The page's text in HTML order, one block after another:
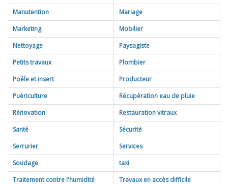
Rénovation
Bar à champagne
Base de loisirs et parcs(2)
Camping
Couture
Manutention
Mariage
Marketing
Mobilier
Nettoyage
Paysagiste
Petits travaux
Aménagement intérieur
Carreleur(14)
Chauffagistes
Plombier
Poêle et insert
Producteur
Puériculture
Récupération eau de pluie
Rénovation
Restauration vitraux
Santé
Infirmière
Matériel médical(3)
Naturopathe
Podologue(5)
Sécurité
Serrurier
Services
A la personne
Administratif(4)
Soudage
taxi
Traitement contre l'humidité
Travaux en accès difficile